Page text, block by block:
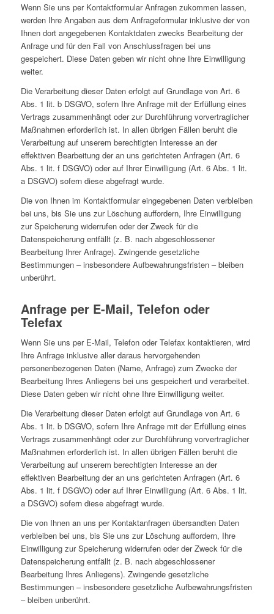
Wenn Sie uns per Kontaktformular Anfragen zukommen lassen,
werden Ihre Angaben aus dem Anfrageformular inklusive der von
Ihnen dort angegebenen Kontaktdaten zwecks Bearbeitung der
Anfrage und für den Fall von Anschlussfragen bei uns
gespeichert. Diese Daten geben wir nicht ohne Ihre Einwilligung
weiter.
Die Verarbeitung dieser Daten erfolgt auf Grundlage von Art. 6
Abs. 1 lit. b DSGVO, sofern Ihre Anfrage mit der Erfüllung eines
Vertrags zusammenhängt oder zur Durchführung vorvertraglicher
Maßnahmen erforderlich ist. In allen übrigen Fällen beruht die
Verarbeitung auf unserem berechtigten Interesse an der
effektiven Bearbeitung der an uns gerichteten Anfragen (Art. 6
Abs. 1 lit. f DSGVO) oder auf Ihrer Einwilligung (Art. 6 Abs. 1 lit.
a DSGVO) sofern diese abgefragt wurde.
Die von Ihnen im Kontaktformular eingegebenen Daten verbleiben
bei uns, bis Sie uns zur Löschung auffordern, Ihre Einwilligung
zur Speicherung widerrufen oder der Zweck für die
Datenspeicherung entfällt (z. B. nach abgeschlossener
Bearbeitung Ihrer Anfrage). Zwingende gesetzliche
Bestimmungen – insbesondere Aufbewahrungsfristen – bleiben
unberührt.
Anfrage per E-Mail, Telefon oder
Telefax
Wenn Sie uns per E-Mail, Telefon oder Telefax kontaktieren, wird
Ihre Anfrage inklusive aller daraus hervorgehenden
personenbezogenen Daten (Name, Anfrage) zum Zwecke der
Bearbeitung Ihres Anliegens bei uns gespeichert und verarbeitet.
Diese Daten geben wir nicht ohne Ihre Einwilligung weiter.
Die Verarbeitung dieser Daten erfolgt auf Grundlage von Art. 6
Abs. 1 lit. b DSGVO, sofern Ihre Anfrage mit der Erfüllung eines
Vertrags zusammenhängt oder zur Durchführung vorvertraglicher
Maßnahmen erforderlich ist. In allen übrigen Fällen beruht die
Verarbeitung auf unserem berechtigten Interesse an der
effektiven Bearbeitung der an uns gerichteten Anfragen (Art. 6
Abs. 1 lit. f DSGVO) oder auf Ihrer Einwilligung (Art. 6 Abs. 1 lit.
a DSGVO) sofern diese abgefragt wurde.
Die von Ihnen an uns per Kontaktanfragen übersandten Daten
verbleiben bei uns, bis Sie uns zur Löschung auffordern, Ihre
Einwilligung zur Speicherung widerrufen oder der Zweck für die
Datenspeicherung entfällt (z. B. nach abgeschlossener
Bearbeitung Ihres Anliegens). Zwingende gesetzliche
Bestimmungen – insbesondere gesetzliche Aufbewahrungsfristen
– bleiben unberührt.